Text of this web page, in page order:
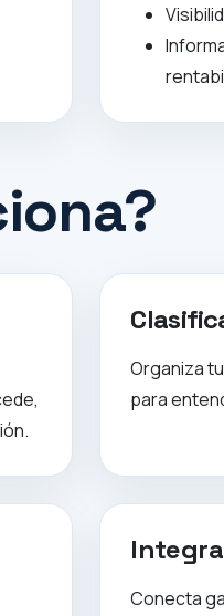
Organiza
para
Conecta